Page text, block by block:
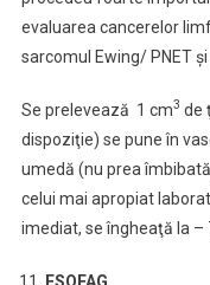
evaluarea cancerelor
sarcomul Ewing/ PNET
Se prelevează 1 cm3 de
dispoziţie) se pune în
umedă (nu prea
celui mai apropiat
imediat, se îngheaţă la –